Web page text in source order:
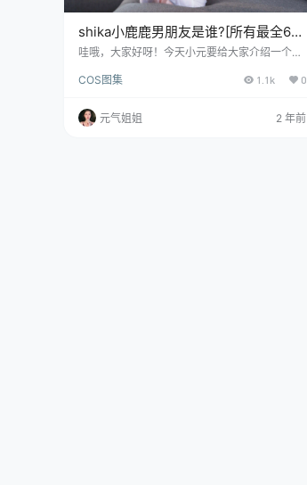
shika小鹿鹿男朋友是谁?[所有最全60
套图集分享]
哇哦，大家好呀！今天小元要给大家介绍一个热
谁？是不是觉得这个话题有点好奇呢？小元也是
遗憾，目前还没有找到关于她男朋友的相关消息
哦。或许需要等待她们自己公布后，我们才能了
COS图集 1.1k 0
元气姐姐 2 年前